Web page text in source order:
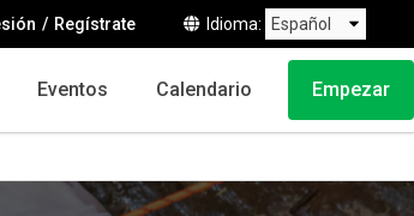
Regístrate Idioma
Eventos Calendario Empezar